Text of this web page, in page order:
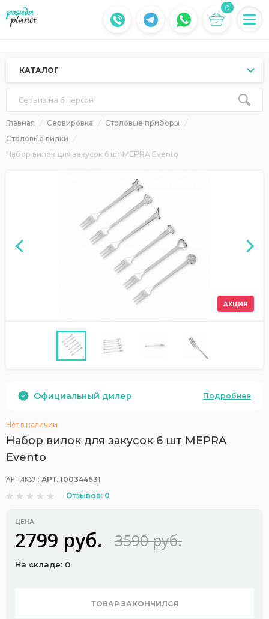
0
КАТАЛОГ
Сервиз на 6 персон
Главная Сервировка
Столовые приборы
Столовые вилки
Набор вилок для закусок 6 шт MEPRA Evento
АКЦИЯ
Официальный дилер Подробнее
Нет в наличии
Набор вилок для закусок 6 шт MEPRA
Evento
АРТИКУЛ: АРТ. 100344631
Отзывов: 0
ЦЕНА
2799 руб. 3590 руб.
На складе: 0
ТОВАР ЗАКОНЧИЛСЯ